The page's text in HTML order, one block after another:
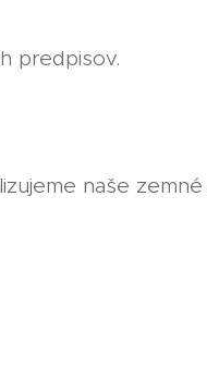
predpisov.
naše zemné